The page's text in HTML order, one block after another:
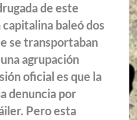
de este
capitalina baleó dos
se transportaban
agrupación
oficial es que la
denuncia por
Pero esta